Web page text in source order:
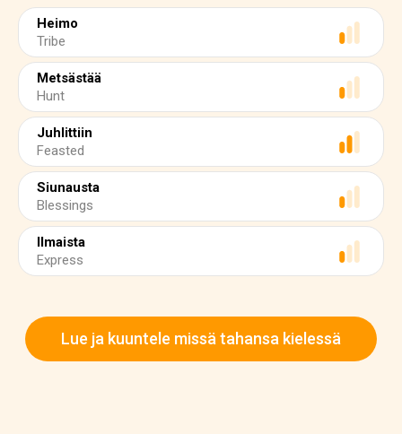
Heimo
Tribe
Metsästää
Hunt
Juhlittiin
Feasted
Siunausta
Blessings
Ilmaista
Express
Lue ja kuuntele missä tahansa kielessä